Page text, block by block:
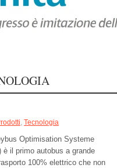
, Tecnologia
Optimisation Systeme
è il primo autobus a grande
100% elettrico che non